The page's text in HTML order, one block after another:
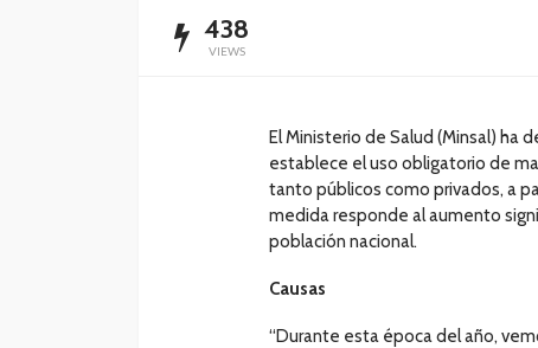
438
VIEWS
El Ministerio de Salud (Minsal) ha
establece el uso obligatorio de
tanto públicos como privados, a
medida responde al aumento
población nacional.
Causas
“Durante esta época del año,